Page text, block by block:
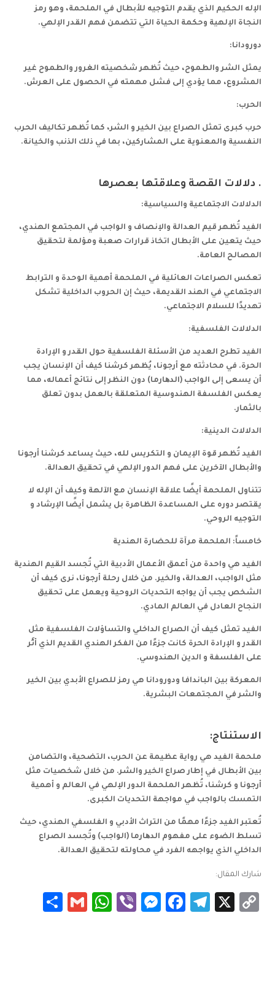
الإله الحكيم الذي يقدم التوجيه للأبطال في الملحمة، وهو رمز
النجاة الإلهية وحكمة الحياة التي تتضمن فهم القدر الإلهي.
دورودانا:
يمثل الشر والطموح، حيث تُظهر شخصيته الغرور والطموح غير
المشروع، مما يؤدي إلى فشل مهمته في الحصول على العرش.
الحرب:
حرب كبرى تمثل الصراع بين الخير و الشر، كما تُظهر تكاليف الحرب
النفسية والمعنوية على المشاركين، بما في ذلك الذنب والخيانة.
. دلالات القصة وعلاقتها بعصرها
الدلالات الاجتماعية والسياسية:
الفيد تُظهر قيم العدالة والإنصاف و الواجب في المجتمع الهندي،
حيث يتعين على الأبطال اتخاذ قرارات صعبة ومؤلمة لتحقيق
المصالح العامة.
تعكس الصراعات العائلية في الملحمة أهمية الوحدة و الترابط
الاجتماعي في الهند القديمة، حيث إن الحروب الداخلية تشكل
تهديدًا للسلام الاجتماعي.
الدلالات الفلسفية:
الفيد تطرح العديد من الأسئلة الفلسفية حول القدر و الإرادة
الحرة. في محادثته مع أرجونا، يُظهر كرشنا كيف أن الإنسان يجب
أن يسعى إلى الواجب (الدھارما) دون النظر إلى نتائج أعماله، مما
يعكس الفلسفة الهندوسية المتعلقة بالعمل بدون تعلق
بالثمار.
الدلالات الدينية:
الفيد تُظهر قوة الإيمان و التكريس لله، حيث يساعد كرشنا أرجونا
والأبطال الآخرين على فهم الدور الإلهي في تحقيق العدالة.
تتناول الملحمة أيضًا علاقة الإنسان مع الآلهة وكيف أن الإله لا
يقتصر دوره على المساعدة الظاهرة بل يشمل أيضًا الإرشاد و
التوجيه الروحي.
خامساً: الملحمة مرآة للحضارة الهندية
الفيد هي واحدة من أعمق الأعمال الأدبية التي تُجسد القيم الهندية
مثل الواجب، العدالة، والخير. من خلال رحلة أرجونا، نرى كيف أن
الشخص يجب أن يواجه التحديات الروحية ويعمل على تحقيق
النجاح العادل في العالم المادي.
الفيد تمثل كيف أن الصراع الداخلي والتساؤلات الفلسفية مثل
القدر و الإرادة الحرة كانت جزءًا من الفكر الهندي القديم الذي أثَّر
على الفلسفة و الدين الهندوسي.
المعركة بين الباندافا ودورودانا هي رمز للصراع الأبدي بين الخير
والشر في المجتمعات البشرية.
الاستنتاج:
ملحمة الفيد هي رواية عظيمة عن الحرب، التضحية، والتضامن
بين الأبطال في إطار صراع الخير والشر. من خلال شخصيات مثل
أرجونا و كرشنا، تُظهر الملحمة الدور الإلهي في العالم و أهمية
التمسك بالواجب في مواجهة التحديات الكبرى.
تُعتبر الفيد جزءًا مهمًا من التراث الأدبي و الفلسفي الهندي، حيث
تسلط الضوء على مفهوم الدھارما (الواجب) وتُجسد الصراع
الداخلي الذي يواجهه الفرد في محاولته لتحقيق العدالة.
شارك المقال:
Copy
X
Telegram
Facebook
Messenger
Viber
WhatsApp
Gmail